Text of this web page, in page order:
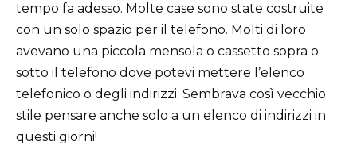
tempo fa adesso. Molte case sono state costruite
con un solo spazio per il telefono. Molti di loro
avevano una piccola mensola o cassetto sopra o
sotto il telefono dove potevi mettere l’elenco
telefonico o degli indirizzi. Sembrava così vecchio
stile pensare anche solo a un elenco di indirizzi in
questi giorni!